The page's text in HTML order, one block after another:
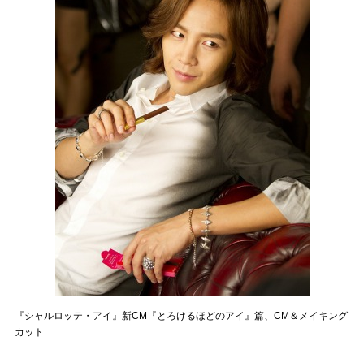
『シャルロッテ・アイ』新CM『とろけるほどのアイ』篇、CM＆メイキング
カット